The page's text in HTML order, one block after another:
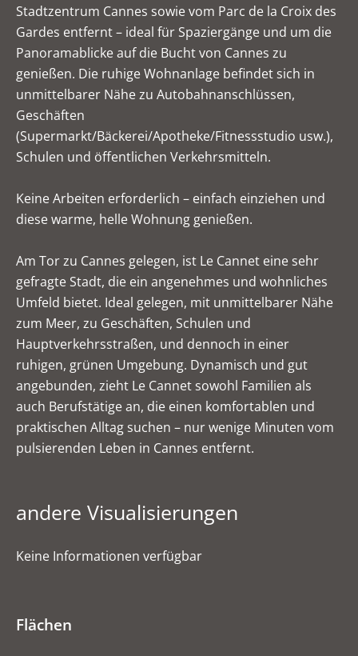
Stadtzentrum Cannes sowie vom Parc de la Croix des
Gardes entfernt – ideal für Spaziergänge und um die
Panoramablicke auf die Bucht von Cannes zu
genießen. Die ruhige Wohnanlage befindet sich in
unmittelbarer Nähe zu Autobahnanschlüssen,
Geschäften
(Supermarkt/Bäckerei/Apotheke/Fitnessstudio usw.),
Schulen und öffentlichen Verkehrsmitteln.
Keine Arbeiten erforderlich – einfach einziehen und
diese warme, helle Wohnung genießen.
Am Tor zu Cannes gelegen, ist Le Cannet eine sehr
gefragte Stadt, die ein angenehmes und wohnliches
Umfeld bietet. Ideal gelegen, mit unmittelbarer Nähe
zum Meer, zu Geschäften, Schulen und
Hauptverkehrsstraßen, und dennoch in einer
ruhigen, grünen Umgebung. Dynamisch und gut
angebunden, zieht Le Cannet sowohl Familien als
auch Berufstätige an, die einen komfortablen und
praktischen Alltag suchen – nur wenige Minuten vom
pulsierenden Leben in Cannes entfernt.
andere Visualisierungen
Keine Informationen verfügbar
Flächen